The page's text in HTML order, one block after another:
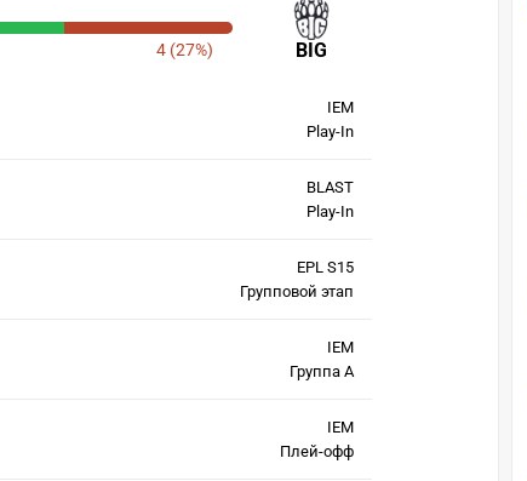
BIG
4 (27%)
IEM
Play-In
BLAST
Play-In
EPL S15
Групповой этап
IEM
Группа A
IEM
Плей-офф